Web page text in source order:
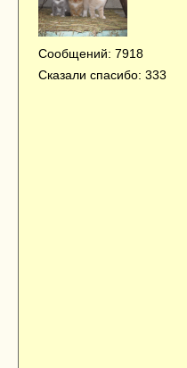
Сообщений: 7918
Сказали спасибо: 333